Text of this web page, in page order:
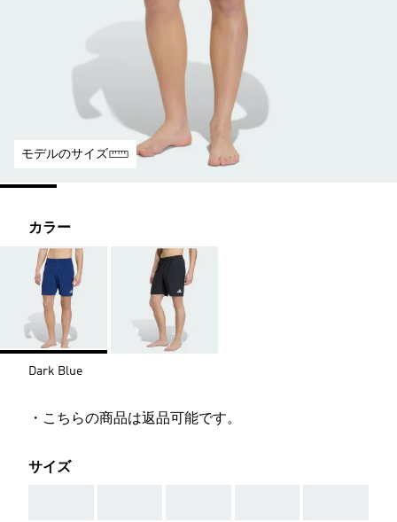
モデルのサイズ
カラー
Dark Blue
・こちらの商品は返品可能です。
サイズ